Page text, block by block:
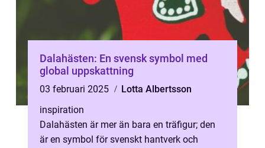
Dalahästen: En svensk symbol med
global uppskattning
03 februari 2025
Lotta Albertsson
inspiration
Dalahästen är mer än bara en träfigur; den
är en symbol för svenskt hantverk och